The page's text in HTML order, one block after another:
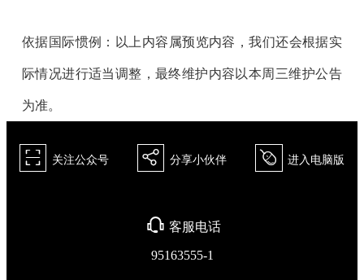
依据国际惯例：以上内容属预览内容，我们还会根据实
际情况进行适当调整，最终维护内容以本周三维护公告
为准。
򰀁 关注公众号 򰀂 分享小伙伴 򰀄 进入电脑版
򰀃 客服电话
95163555-1